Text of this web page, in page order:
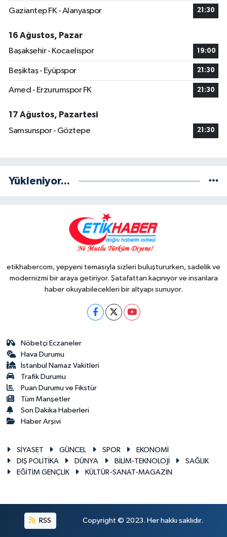
Gaziantep FK - Alanyaspor 21:30
16 Ağustos, Pazar
Başakşehir - Kocaelispor
19:00
Beşiktaş - Eyüpspor 21:30
Amed - Erzurumspor FK 21:30
17 Ağustos, Pazartesi
Samsunspor - Göztepe
21:30
Yükleniyor...
etikhabercom, yepyeni temasıyla sizleri buluştururken, sadelik ve
modernizmi bir araya getiriyor. Şatafattan kaçınıyor ve insanlara
haber okuyabilecekleri bir altyapı sunuyor.
Nöbetçi Eczaneler
Hava Durumu
İstanbul Namaz Vakitleri
Trafik Durumu
Puan Durumu ve Fikstür
Tüm Manşetler
Son Dakika Haberleri
Haber Arşivi
SİYASET GÜNCEL SPOR
EKONOMİ
DIŞ POLİTİKA
DÜNYA BİLİM-TEKNOLOJİ
SAĞLIK
EĞİTİM GENÇLİK
KÜLTÜR-SANAT-MAGAZİN
RSS Copyright © 2023. Her hakkı saklıdır.